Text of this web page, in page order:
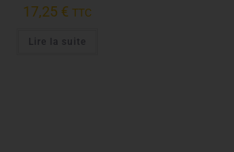
17,25 € TTC
Lire la suite